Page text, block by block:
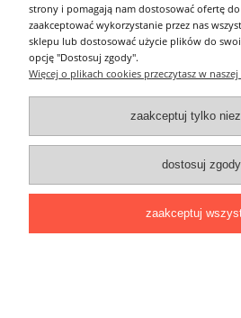
Zakupy
Moje konto
Pozostałe
Łatwy dojazd z Sopotu, Gdańska i Gdyni -
miejscu!
ONELED, ul. Kasprowicza 4, 83-
e-mail: biuro@oneled.pl | tel.: 511-711-113 |
strony i pomagają nam dostosować ofertę
zaakceptować wykorzystanie przez nas
sklepu lub dostosować użycie plików do
opcję "Dostosuj zgody".
Więcej o plikach cookies przeczytasz w
zaakceptuj tylko
dostosuj zgody
zaakceptuj